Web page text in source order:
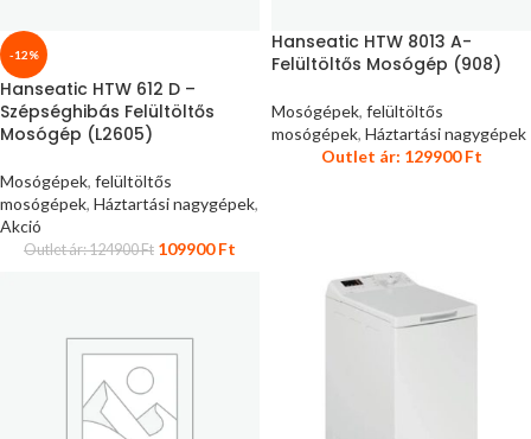
-12%
Hanseatic HTW 612 D –
Szépséghibás Felültöltős
Mosógép (L2605)
Mosógépek, felültöltős
mosógépek, Háztartási nagygépek,
Akció
Outlet ár:124900Ft 109900Ft
Hanseatic HTW 8013 A-
Felültöltős Mosógép (908)
Mosógépek, felültöltős
mosógépek, Háztartási nagygépek
Outlet ár: 129900Ft